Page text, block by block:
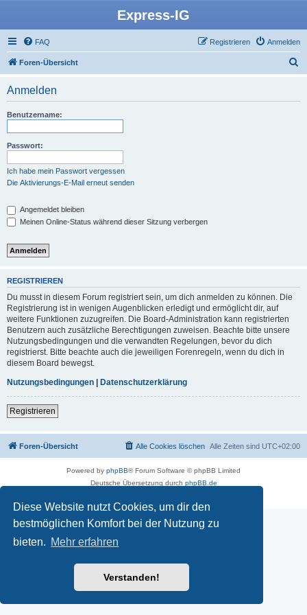
Diese Website nutzt Cookies, um dir den
bestmöglichen Komfort bei der Nutzung zu
bieten. Mehr erfahren
Verstanden!
Express-IG
FAQ Anmelden
Registrieren
Foren-Übersicht
Anmelden
Benutzername:
Passwort:
Ich habe mein Passwort vergessen
Die Aktivierungs-E-Mail erneut senden
Angemeldet bleiben
Meinen Online-Status während dieser Sitzung verbergen
REGISTRIEREN
Du musst in diesem Forum registriert sein, um dich anmelden zu können. Die
Registrierung ist in wenigen Augenblicken erledigt und ermöglicht dir, auf
weitere Funktionen zuzugreifen. Die Board-Administration kann registrierten
Benutzern auch zusätzliche Berechtigungen zuweisen. Beachte bitte unsere
Nutzungsbedingungen und die verwandten Regelungen, bevor du dich
registrierst. Bitte beachte auch die jeweiligen Forenregeln, wenn du dich in
diesem Board bewegst.
Nutzungsbedingungen | Datenschutzerklärung
Registrieren
Foren-Übersicht Alle Zeiten sind UTC+02:00
Alle Cookies löschen
Powered by phpBB® Forum Software © phpBB Limited
Deutsche Übersetzung durch phpBB.de